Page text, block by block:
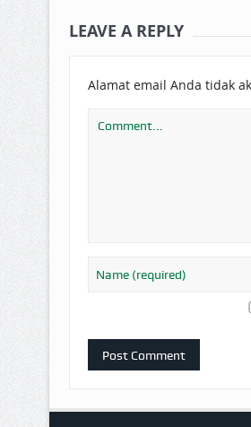
LEAVE A REPLY
Alamat email Anda tidak